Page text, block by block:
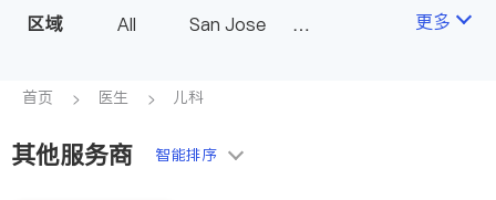
保险理财 房地产租售
银行贷款
建筑装修
眼科
妇科
儿科
心脏科
肠胃肝脏科
区域 All
San Jose
Fremont & Oakland
更多
首页 医生 儿科
其他服务商 智能排序